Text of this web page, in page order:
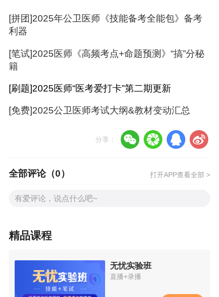
第三部分 临床医学综合
汇总（更新中）
【变动30%】2024公卫执业医师《综合笔试》
教材变动细则完整版
材变动细则汇总
2025年公卫执业医师考试大纲
开始备考复习！正保医学教育网2025
[拼团]2025年公卫医师《技能备考全能包》备考
利器
[笔试]2025医师《高频考点+命题预测》“搞”分秘
籍
[刷题]2025医师“医考爱打卡”第二期更新
[免费]2025公卫医师考试大纲&教材变动汇总
分享：
全部评论（0） 打开APP查看全部 >
精品课程
无忧实验班
直播+录播